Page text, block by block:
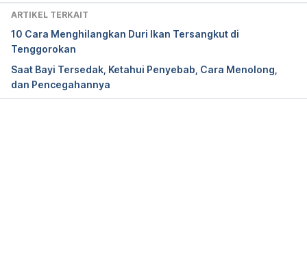
ARTIKEL TERKAIT
10 Cara Menghilangkan Duri Ikan Tersangkut di
Tenggorokan
Saat Bayi Tersedak, Ketahui Penyebab, Cara Menolong,
dan Pencegahannya